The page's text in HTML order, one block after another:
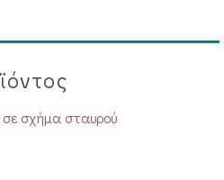
σε σχήμα σταυρού